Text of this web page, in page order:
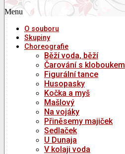
Menu
O souboru
Skupiny
Choreografie
Běží voda, běží
Čarování s kloboukem
Figurální tance
Husopasky
Kočka a myš
Mašlový
Na vojáky
Přiněsemy majiček
Sedlaček
U Dunaja
V kolaji voda